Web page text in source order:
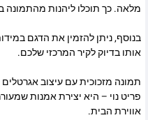
מלאה. כך תוכלו ליהנות מהתמונה
בנוסף, ניתן להזמין את הדגם
אותו בדיוק לקיר המרכזי שלכם.
תמונה מזכוכית עם עיצוב
פריט נוי – היא יצירת אמנות
אווירת הבית.